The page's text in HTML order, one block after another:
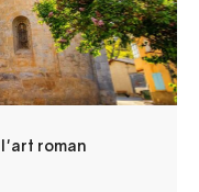
roman